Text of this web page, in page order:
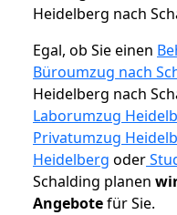
Heidelberg nach
Egal, ob Sie einen
Büroumzug nach
Heidelberg nach
Laborumzug
Privatumzug
Heidelberg oder
Schalding planen
Angebotefür Sie.